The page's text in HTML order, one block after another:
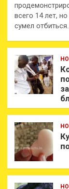
всего 14 лет,
сумел